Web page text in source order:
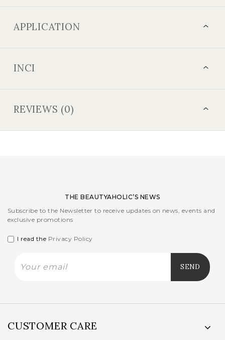
APPLICATION
INCI
REVIEWS (0)
THE BEAUTYAHOLIC’S NEWS
Subscribe to the Newsletter to receive updates on news, events and
exclusive promotions
I read the Privacy Policy
CUSTOMER CARE